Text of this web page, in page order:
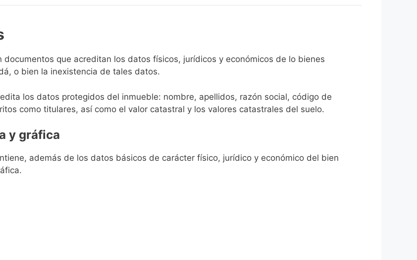
que acreditan los datos físicos, jurídicos y económicos de lo bienes
o bien la inexistencia de tales datos.
los datos protegidos del inmueble: nombre, apellidos, razón social, código de
como titulares, así como el valor catastral y los valores catastrales del suelo.
y gráfica
además de los datos básicos de carácter físico, jurídico y económico del bien